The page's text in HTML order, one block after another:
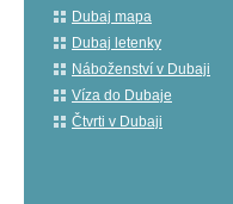
Dubaj mapa
Dubaj letenky
Náboženství v Dubaji
Víza do Dubaje
Čtvrti v Dubaji